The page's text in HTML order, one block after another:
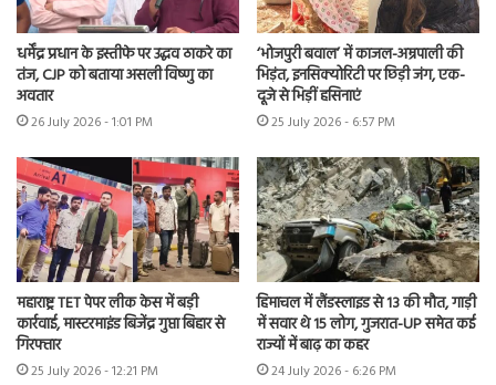
धर्मेंद्र प्रधान के इस्तीफे पर उद्धव ठाकरे का
तंज, CJP को बताया असली विष्णु का
अवतार
26 July 2026 - 1:01 PM
‘भोजपुरी बवाल’ में काजल-अम्रपाली की
भिड़ंत, इनसिक्योरिटी पर छिड़ी जंग, एक-
दूजे से भिड़ीं हसिनाएं
25 July 2026 - 6:57 PM
महाराष्ट्र TET पेपर लीक केस में बड़ी
कार्रवाई, मास्टरमाइंड बिजेंद्र गुप्ता बिहार से
गिरफ्तार
25 July 2026 - 12:21 PM
हिमाचल में लैंडस्लाइड से 13 की मौत, गाड़ी
में सवार थे 15 लोग, गुजरात-UP समेत कई
राज्यों में बाढ़ का कहर
24 July 2026 - 6:26 PM